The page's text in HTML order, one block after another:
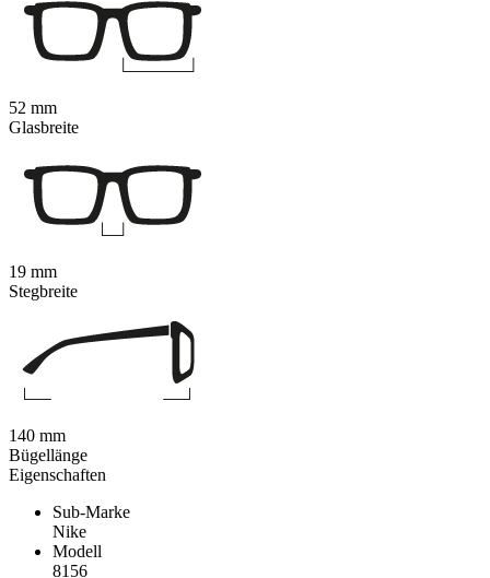
Eigenschaften
Sub-Marke
Nike
Modell
8156
52 mm
Glasbreite
19 mm
Stegbreite
140 mm
Bügellänge